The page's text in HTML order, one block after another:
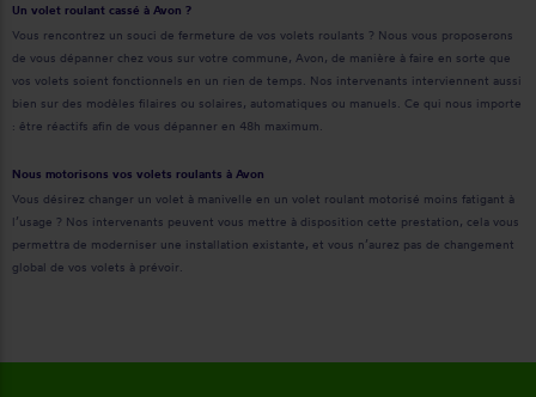
Un volet roulant cassé à Avon ?
Vous rencontrez un souci de fermeture de vos volets roulants ? Nous vous proposerons
de vous dépanner chez vous sur votre commune, Avon, de manière à faire en sorte que
vos volets soient fonctionnels en un rien de temps. Nos intervenants interviennent aussi
bien sur des modèles filaires ou solaires, automatiques ou manuels. Ce qui nous importe
: être réactifs afin de vous dépanner en 48h maximum.
Nous motorisons vos volets roulants à Avon
Vous désirez changer un volet à manivelle en un volet roulant motorisé moins fatigant à
l’usage ? Nos intervenants peuvent vous mettre à disposition cette prestation, cela vous
permettra de moderniser une installation existante, et vous n’aurez pas de changement
global de vos volets à prévoir.